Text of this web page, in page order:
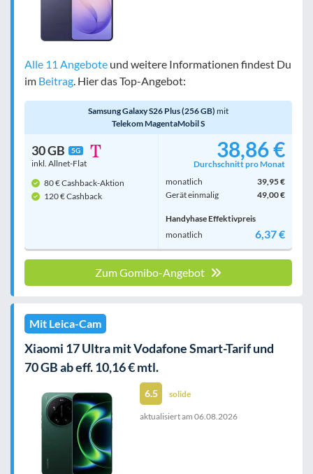
Alle 11 Angebote und weitere Informationen findest Du
im Beitrag. Hier das Top-Angebot:
Samsung Galaxy S26 Plus (256 GB) mit
Telekom MagentaMobil S
30 GB 5G
inkl. Allnet-Flat
80 € Cashback-Aktion
120 € Cashback
38,86 €
Durchschnitt pro Monat
monatlich
39,95 €
Gerät einmalig
49,00 €
Handyhase Effektivpreis
monatlich
6,37 €
Zum Gomibo-Angebot
Mit Leica-Cam
Xiaomi 17 Ultra mit Vodafone Smart-Tarif und
70 GB ab eff. 10,16 € mtl.
6.5 solide
aktualisiert am 06.08.2026